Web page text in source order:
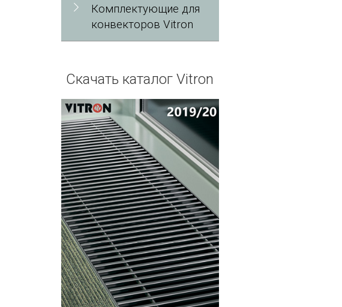
Комплектующие для
конвекторов Vitron
Скачать каталог Vitron